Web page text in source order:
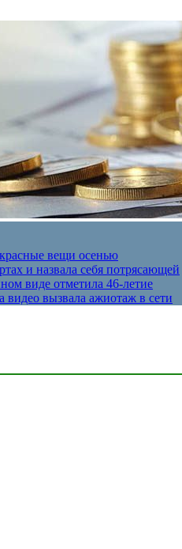
вещи осенью
и назвала себя потрясающей
виде отметила 46-летие
вызвала ажиотаж в сети